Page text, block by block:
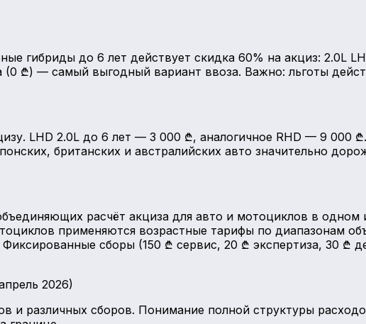
гибриды до 6 лет действует скидка 60% на акциз: 2.0L
₾) — самый выгодный вариант ввоза. Важно: льготы
LHD 2.0L до 6 лет — 3 000 ₾, аналогичное RHD — 9 000
британских и австралийских авто значительно
расчёт акциза для авто и мотоциклов в
применяются возрастные тарифы по диапазонам
сборы (150 ₾ сервис, 20 ₾ экспертиза, 30 ₾
2026)
и различных сборов. Понимание полной структуры